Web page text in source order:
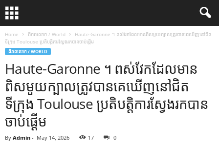
Home ពិភពលោក / World
Haute-Garonne ។ ពស់វែកដែលមានពិសមួយក្បាលត្រូវបានគេឃើញនៅជិត
ទីក្រុង Toulouse ប្រតិបត្តិការស្វែងរកបានចាប់ផ្តើម
ពិភពលោក / WORLD
Haute-Garonne ។ ពស់វែកដែលមាន
ពិសមួយក្បាលត្រូវបានគេឃើញនៅជិត
ទីក្រុង Toulouse ប្រតិបត្តិការស្វែងរកបាន
ចាប់ផ្តើម
By Admin - May 14, 2026 17 0